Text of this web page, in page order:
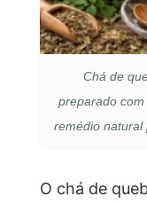
Chá de
preparado
remédio
O chá de